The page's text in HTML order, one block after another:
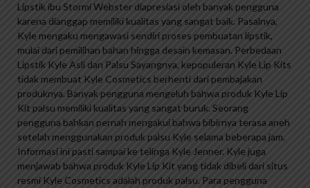
Lipstik ibu Stormi Webster diapresiasi oleh banyak pengguna
karena dianggap memiliki kualitas yang sangat baik. Pasalnya,
Kyle mengaku mengawasi sendiri proses pembuatan lipstik,
mulai dari pemilihan bahan hingga desain kemasan. Perbedaan
Lipstik Kyle Asli dan Palsu Sayangnya, kepopuleran Kyle Lip Kits
tidak membuat Kyle Cosmetics berhenti dari pembajakan
produknya. Banyak pengguna mengeluh bahwa produk Kyle Lip
Kit palsu memiliki kualitas yang sangat buruk. Seorang
pengguna bahkan pernah mengakui bahwa bibirnya terasa aneh
setelah menggunakan produk palsu Kyle selama beberapa jam.
Informasi ini pasti sampai ke telinga Kyle Jenner. Kyle juga
menjawab bahwa produk Kyle Lip Kit yang tidak dibeli dari situs
resmi Kyle Cosmetics adalah produk palsu. Para pengguna